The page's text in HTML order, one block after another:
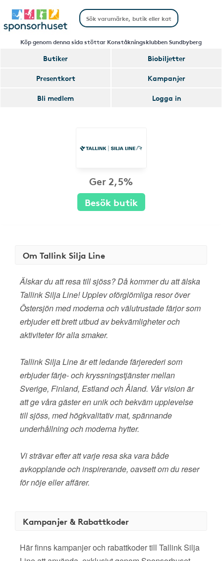
Köp genom denna sida stöttar Konståkningsklubben Sundbyberg
Butiker
Biobiljetter
Presentkort
Kampanjer
Bli medlem
Logga in
Ger 2,5%
Besök butik
Om Tallink Silja Line
Älskar du att resa till sjöss? Då kommer du att älska
Tallink Silja Line! Upplev oförglömliga resor över
Östersjön med moderna och välutrustade färjor som
erbjuder ett brett utbud av bekvämligheter och
aktiviteter för alla smaker.
Tallink Silja Line är ett ledande färjerederi som
erbjuder färje- och kryssningstjänster mellan
Sverige, Finland, Estland och Åland. Vår vision är
att ge våra gäster en unik och bekväm upplevelse
till sjöss, med högkvalitativ mat, spännande
underhållning och moderna hytter.
Vi strävar efter att varje resa ska vara både
avkopplande och inspirerande, oavsett om du reser
för nöje eller affärer.
Kampanjer & Rabattkoder
Här finns kampanjer och rabattkoder till Tallink Silja